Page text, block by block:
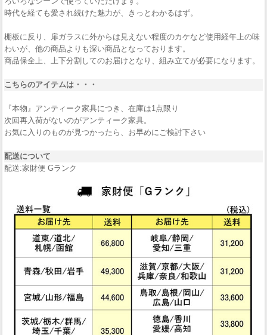
時代を経ても愛され続けた魅力が、きっとわかるはず。
棚板に反り、扉ガラスに外からは見えない程度のカケなど使用経年上の味
わいが、他の商品よりも深い商品となっております。
商品保全上、上下分割してのお届けとなり、組み立てが必要になります。
こちらのアイテムは・・・
『本物』アンティーク家具につき、在庫は1点限り
次回再入荷がないのがアンティーク家具。
お気に入りのものが見つかったら、お早めにご検討下さい
配送について
配送:家財便 Gランク